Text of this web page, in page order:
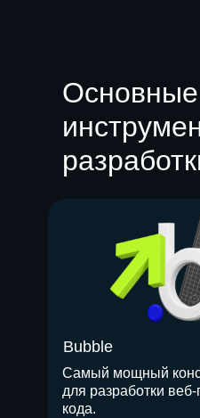
Самый мощный
для разработки
кода.
Основные
Bubble